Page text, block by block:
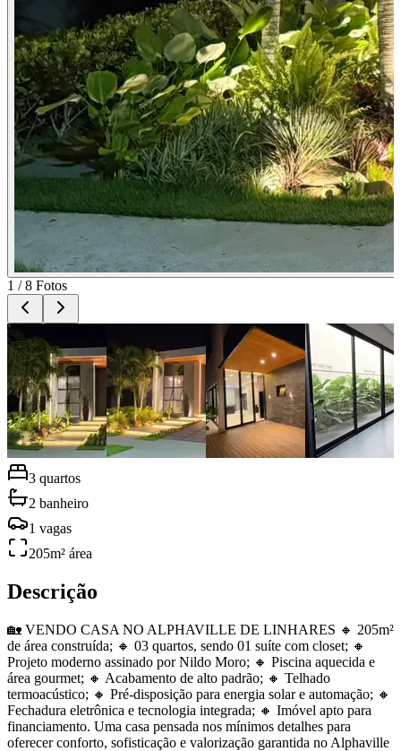
1 /8 Fotos
3 quartos
2 banheiro
1 vagas
205m² área
Descrição
🏡 VENDO CASA NO ALPHAVILLE DE LINHARES 🔸 205m²
de área construída; 🔸 03 quartos, sendo 01 suíte com closet; 🔸
Projeto moderno assinado por Nildo Moro; 🔸 Piscina aquecida e
área gourmet; 🔸 Acabamento de alto padrão; 🔸 Telhado
termoacústico; 🔸 Pré-disposição para energia solar e automação; 🔸
Fechadura eletrônica e tecnologia integrada; 🔸 Imóvel apto para
financiamento. Uma casa pensada nos mínimos detalhes para
oferecer conforto, sofisticação e valorização garantida no Alphaville